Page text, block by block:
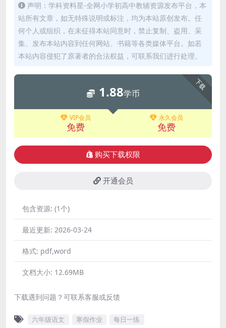
声明：学科资料星-全网小学初高中教辅资源发布平台，本
站所有文章，如无特殊说明或标注，均为本站原创发布。任
何个人或组织，在未征得本站同意时，禁止复制、盗用、采
集、发布本站内容到任何网站、书籍等各类媒体平台。如若
本站内容侵犯了原著者的合法权益，可联系我们进行处理。
下载
1.88学币
VIP会员
免费
永久会员
免费
购买下载权限
开通会员
包含资源: (1个)
最近更新: 2026-03-24
格式: pdf,word
文档大小: 12.69MB
下载遇到问题？可联系客服或反馈
六年级语文 寒假作业 每日一练